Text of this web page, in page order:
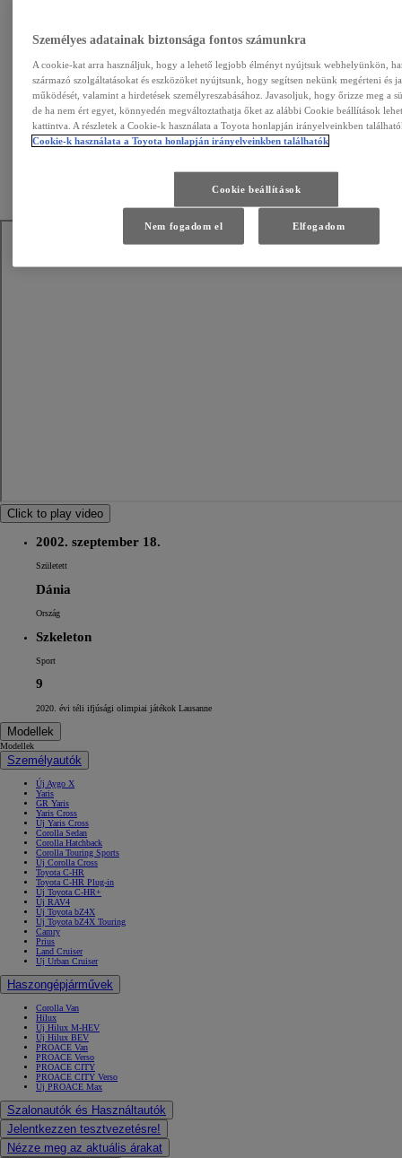
Dánia
Click to play video
2002. szeptember 18.
Született
Dánia
Ország
Szkeleton
Sport
9
2020. évi téli ifjúsági olimpiai játékok Lausanne
Modellek
Modellek
Személyautók
Új Aygo X
Yaris
GR Yaris
Yaris Cross
Új Yaris Cross
Corolla Sedan
Corolla Hatchback
Corolla Touring Sports
Új Corolla Cross
Toyota C-HR
Toyota C-HR Plug-in
Új Toyota C-HR+
Új RAV4
Új Toyota bZ4X
Új Toyota bZ4X Touring
Camry
Prius
Land Cruiser
Új Urban Cruiser
Haszongépjárművek
Corolla Van
Hilux
Új Hilux M-HEV
Új Hilux BEV
PROACE Van
PROACE Verso
PROACE CITY
PROACE CITY Verso
Új PROACE Max
Szalonautók és Használtautók
Jelentkezzen tesztvezetésre!
Nézze meg az aktuális árakat
Személyes adatainak biztonsága fontos számunkra
A cookie-kat arra használjuk, hogy a lehető legjobb élményt nyújtsuk webhelyünkön,
származó szolgáltatásokat és eszközöket nyújtsunk, hogy segítsen nekünk megérteni és
működését, valamint a hirdetések személyreszabásához. Javasoljuk, hogy őrizze meg a
de ha nem ért egyet, könnyedén megváltoztathatja őket az alábbi Cookie beállítások
kattintva. A részletek a Cookie-k használata a Toyota honlapján irányelveinkben
Cookie-k használata a Toyota honlapján irányelveinkben találhatók
Cookie beállítások
Nem fogadom el Elfogadom